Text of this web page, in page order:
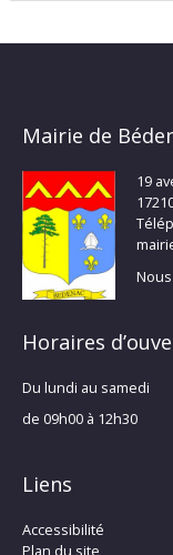
Mairie de
19
Horaires
Du lundi au samedi
de 09h00 à 12h30
Liens
Accessibilité